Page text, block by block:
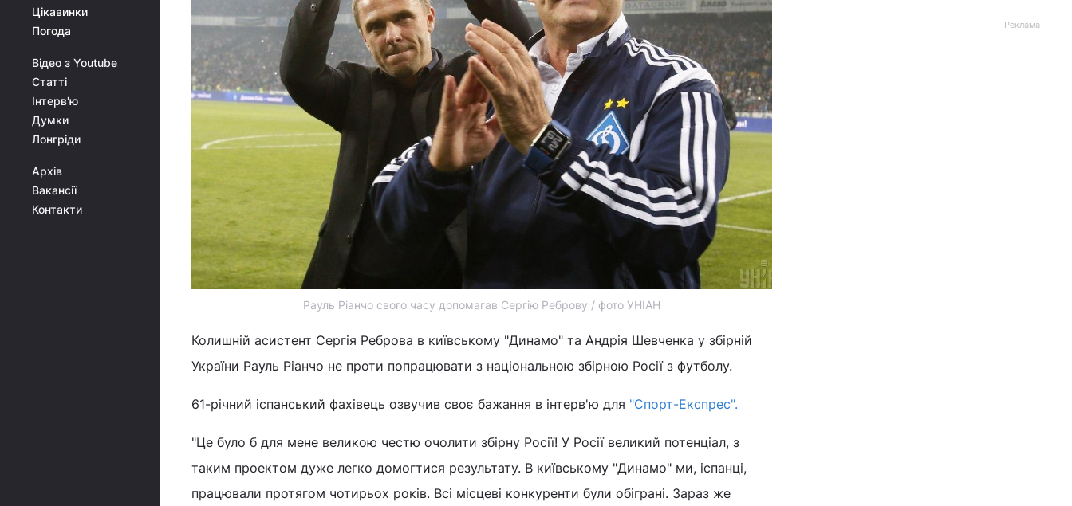
Цікавинки
Погода
Відео з Youtube
Статті
Інтерв'ю
Думки
Лонгріди
Архів
Вакансії
Контакти
Рауль Ріанчо свого часу допомагав Сергію Реброву / фото УНІАН
Колишній асистент Сергія Реброва в київському "Динамо" та Андрія Шевченка у збірній
України Рауль Ріанчо не проти попрацювати з національною збірною Росії з футболу.
61-річний іспанський фахівець озвучив своє бажання в інтерв'ю для "Спорт-Експрес".
"Це було б для мене великою честю очолити збірну Росії! У Росії великий потенціал, з
таким проектом дуже легко домогтися результату. В київському "Динамо" ми, іспанці,
працювали протягом чотирьох років. Всі місцеві конкуренти були обіграні. Зараз же
Реклама